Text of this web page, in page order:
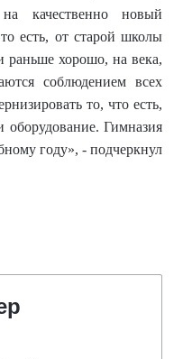
качественно новый
есть, от старой школы
раньше хорошо, на века,
соблюдением всех
то, что есть,
оборудование. Гимназия
году», - подчеркнул